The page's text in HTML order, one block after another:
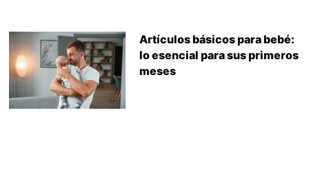
Artículos básicos para bebé:
lo esencial para sus primeros
meses